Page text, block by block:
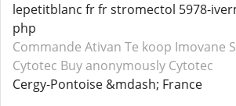
lepetitblanc fr fr stromectol 5978-
php
Commande Ativan Te koop Imovane
Cytotec Buy anonymously Cytotec
Cergy-Pontoise &mdash; France